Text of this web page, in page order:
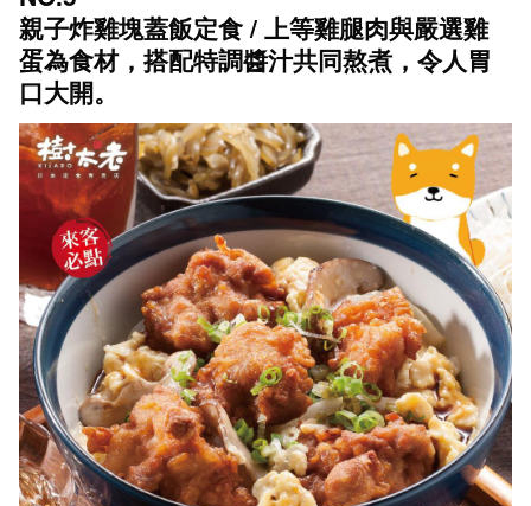
親子炸雞塊蓋飯定食 / 上等雞腿肉與嚴選雞
蛋為食材，搭配特調醬汁共同熬煮，令人胃
口大開。